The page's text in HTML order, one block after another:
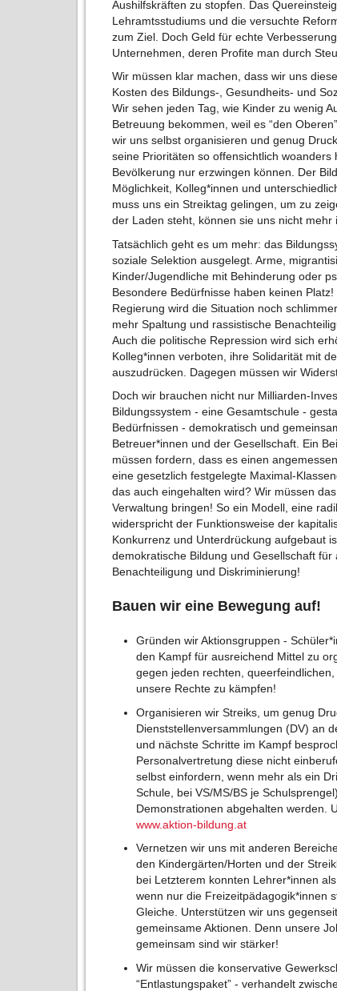
Aushilfskräften zu stopfen. Das
Lehramtsstudiums und die versuchte
zum Ziel. Doch Geld für echte
Unternehmen, deren Profite man durch
Wir müssen klar machen, dass wir uns
Kosten des Bildungs-, Gesundheits- und
Wir sehen jeden Tag, wie Kinder zu wenig
Betreuung bekommen, weil es “den
wir uns selbst organisieren und genug
seine Prioritäten so offensichtlich
Bevölkerung nur erzwingen können. Der
Möglichkeit, Kolleg*innen und
muss uns ein Streiktag gelingen, um zu
der Laden steht, können sie uns nicht mehr
Tatsächlich geht es um mehr: das
soziale Selektion ausgelegt. Arme,
Kinder/Jugendliche mit Behinderung oder
Besondere Bedürfnisse haben keinen
Regierung wird die Situation noch
mehr Spaltung und rassistische
Auch die politische Repression wird sich
Kolleg*innen verboten, ihre Solidarität mit
auszudrücken. Dagegen müssen wir
Doch wir brauchen nicht nur Milliarden-
Bildungssystem - eine Gesamtschule -
Bedürfnissen - demokratisch und
Betreuer*innen und der Gesellschaft. Ein
müssen fordern, dass es einen
eine gesetzlich festgelegte Maximal-
das auch eingehalten wird? Wir müssen
Verwaltung bringen! So ein Modell, eine
widerspricht der Funktionsweise der
Konkurrenz und Unterdrückung aufgebaut
demokratische Bildung und Gesellschaft
Benachteiligung und Diskriminierung!
Bauen wir eine Bewegung auf!
Gründen wir Aktionsgruppen -
den Kampf für ausreichend Mittel zu
gegen jeden rechten,
unsere Rechte zu kämpfen!
Organisieren wir Streiks, um genug
Dienststellenversammlungen (DV) an
und nächste Schritte im Kampf
Personalvertretung diese nicht
selbst einfordern, wenn mehr als ein
Schule, bei VS/MS/BS je
Demonstrationen abgehalten werden.
www.aktion-bildung.at
Vernetzen wir uns mit anderen
den Kindergärten/Horten und der
bei Letzterem konnten Lehrer*innen
wenn nur die Freizeitpädagogik*innen
Gleiche. Unterstützen wir uns
gemeinsame Aktionen. Denn unsere
gemeinsam sind wir stärker!
Wir müssen die konservative
“Entlastungspaket” - verhandelt